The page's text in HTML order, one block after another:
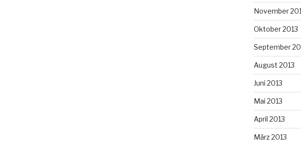
November
Oktober 2013
September
August 2013
Juni 2013
Mai 2013
April 2013
März 2013